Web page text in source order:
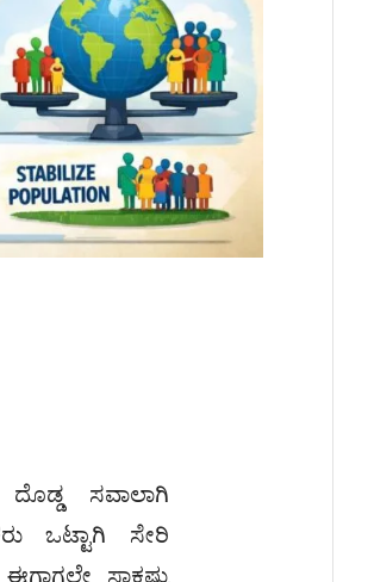
ಸವಾಲಾಗಿ
ಒಟ್ಟಾಗಿ ಸೇರಿ
ಸಾಕಷ್ಟು